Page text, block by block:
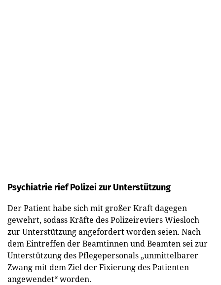
Psychiatrie rief Polizei zur Unterstützung
Der Patient habe sich mit großer Kraft dagegen
gewehrt, sodass Kräfte des Polizeireviers Wiesloch
zur Unterstützung angefordert worden seien. Nach
dem Eintreffen der Beamtinnen und Beamten sei zur
Unterstützung des Pflegepersonals „unmittelbarer
Zwang mit dem Ziel der Fixierung des Patienten
angewendet“ worden.